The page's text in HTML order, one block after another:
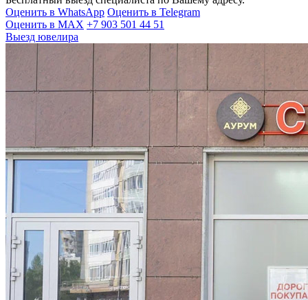
Оценить в WhatsApp Оценить в Telegram
Оценить в MAX +7 903 501 44 51
Выезд ювелира